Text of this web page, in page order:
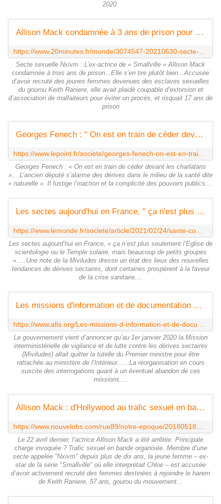
2020.
Allison Mack condamnée à 3 ans de prison pour son rôle dans la secte Nxivm
Secte sexuelle Nxivm : L’ex-actrice de « Smallville » Allison Mack
condamnée à trois ans de prison...Elle s’en tire plutôt bien...Accusée
d’avoir recruté des jeunes femmes devenues des esclaves sexuelles
du gourou Keith Raniere, elle avait plaidé coupable d’extorsion et
d’association de malfaiteurs pour éviter un procès, et risquait 17 ans de
prison
Georges Fenech : " On est en train de céder devant les charlatans "
Georges Fenech : « On est en train de céder devant les charlatans
»....L’ancien député s’alarme des dérives dans le milieu de la santé dite
« naturelle ». Il fustige l’inaction et la complicité des pouvoirs publics....
Les sectes aujourd'hui en France, " ça n'est plus seulement l'Eglise de scientologie ou le Temple solaire, mais beaucoup de petits groupes "
Les sectes aujourd’hui en France, « ça n’est plus seulement l’Eglise de
scientologie ou le Temple solaire, mais beaucoup de petits groupes
».....Une note de la Miviludes dresse un état des lieux des nouvelles
tendances de dérives sectaires, dont certaines prospèrent à la faveur
de la crise sanitaire....
Les missions d'information et de documentation sur les dérives sectaires assurées par les services de l'État doivent se poursuivre avec objectivité et neutralité, dans le respect de la liberté de conscience / Afis Science - Association française pour l'information scientifique
Le gouvernement vient d’annoncer qu’au 1er janvier 2020 la Mission
interministérielle de vigilance et de lutte contre les dérives sectaires
(Miviludes) allait quitter la tutelle du Premier ministre pour être
rattachée au ministère de l’Intérieur......La réorganisation en cours
suscite des interrogations quant à un éventuel abandon de ces
missions....
Allison Mack : d'Hollywood au trafic sexuel en bande organisée
Le 22 avril dernier, l’actrice Allison Mack a été arrêtée. Principale
charge invoquée ? Trafic sexuel en bande organisée. Membre d’une
secte appelée "Nxivm" depuis plus de dix ans, la jeune femme – ex-
star de la série "Smallville" où elle interprétait Chloe – est accusée
d’avoir activement recruté des femmes destinées à rejoindre le harem
de Keith Raniere, 57 ans, gourou du mouvement...